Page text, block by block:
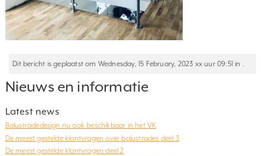
Dit bericht is geplaatst om Wednesday, 15 February, 2023 xx uur 09:51 in .
Nieuws en informatie
Latest news
Balustradedesign nu ook beschikbaar in het VK
De meest gestelde klantvragen over balustrades deel 3
De meest gestelde klantvragen deel 2